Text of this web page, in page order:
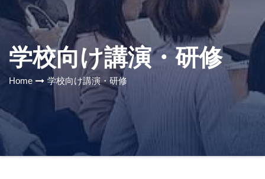
学校向け講演・研修
Home 学校向け講演・研修